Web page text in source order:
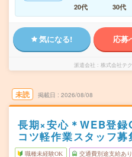
20代 30代
気になる! 応募
派遣会社 株式会社テ
未読 掲載日 2026/08/08
長期×安心＊WEB登
コツ軽作業スタッフ募
職種未経験OK 交通費別途支給あり